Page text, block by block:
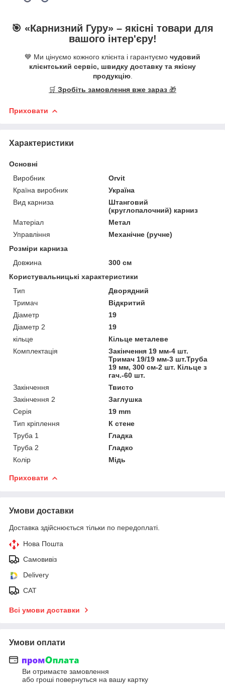
🎯 «Карнизний Гуру» – якісні товари для
вашого інтер'єру!
💙 Ми цінуємо кожного клієнта і гарантуємо чудовий
клієнтський сервіс, швидку доставку та якісну
продукцію.
🛒 Зробіть замовлення вже зараз 🎁
Приховати
Характеристики
Основні
Виробник
Orvit
Країна виробник
Україна
Вид карниза
Штанговий
(круглопалочний) карниз
Матеріал
Метал
Управління
Механічне (ручне)
Розміри карниза
Довжина
300 см
Користувальницькі характеристики
Тип
Дворядний
Тримач
Відкритий
Діаметр
19
Діаметр 2
19
кільце
Кільце металеве
Комплектація
Закінчення 19 мм-4 шт.
Тримач 19/19 мм-3 шт.Труба
19 мм, 300 см-2 шт. Кільце з
гач.-60 шт.
Закінчення
Твисто
Закінчення 2
Заглушка
Серія
19 mm
Тип кріплення
К стене
Труба 1
Гладка
Труба 2
Гладко
Колір
Мідь
Приховати
Умови доставки
Доставка здійснюється тільки по передоплаті.
Нова Пошта
Самовивіз
Delivery
САТ
Всі умови доставки
Умови оплати
Ви отримаєте замовлення
або гроші повернуться на вашу картку